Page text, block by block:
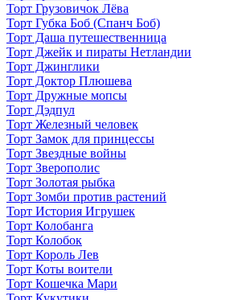
Торт Грузовичок Лёва
Торт Губка Боб (Спанч Боб)
Торт Даша путешественница
Торт Джейк и пираты Нетландии
Торт Джинглики
Торт Доктор Плюшева
Торт Дружные мопсы
Торт Дэдпул
Торт Железный человек
Торт Замок для принцессы
Торт Звездные войны
Торт Зверополис
Торт Золотая рыбка
Торт Зомби против растений
Торт История Игрушек
Торт Колобанга
Торт Колобок
Торт Король Лев
Торт Коты воители
Торт Кошечка Мари